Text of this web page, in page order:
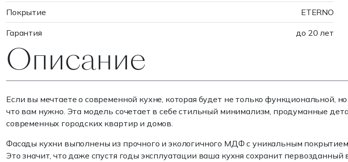
Покрытие ETERNO
Гарантия до 20 лет
Описание
Если вы мечтаете о современной кухне, которая будет не только функциональной,
что вам нужно. Эта модель сочетает в себе стильный минимализм, продуманные
современных городских квартир и домов.
Фасады кухни выполнены из прочного и экологичного МДФ с уникальным покрытием
Это значит, что даже спустя годы эксплуатации ваша кухня сохранит